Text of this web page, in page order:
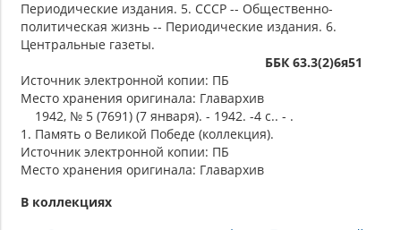
Периодические издания. 5. СССР -- Общественно-
политическая жизнь -- Периодические издания. 6.
Центральные газеты.
ББК 63.3(2)6я51
Источник электронной копии: ПБ
Место хранения оригинала: Главархив
1942, № 5 (7691) (7 января). - 1942. -4 с.. - .
1. Память о Великой Победе (коллекция).
Источник электронной копии: ПБ
Место хранения оригинала: Главархив
В коллекциях